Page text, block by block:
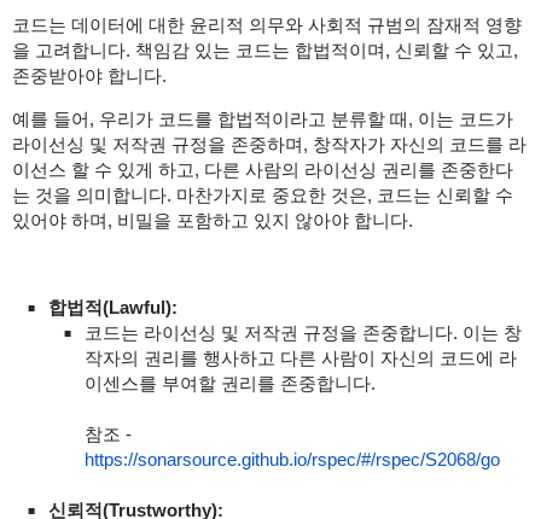
코드는 데이터에 대한 윤리적 의무와 사회적 규범의 잠재적 영향
을 고려합니다. 책임감 있는 코드는 합법적이며, 신뢰할 수 있고,
존중받아야 합니다.
예를 들어, 우리가 코드를 합법적이라고 분류할 때, 이는 코드가
라이선싱 및 저작권 규정을 존중하며, 창작자가 자신의 코드를 라
이선스 할 수 있게 하고, 다른 사람의 라이선싱 권리를 존중한다
는 것을 의미합니다. 마찬가지로 중요한 것은, 코드는 신뢰할 수
있어야 하며, 비밀을 포함하고 있지 않아야 합니다.
합법적(Lawful):
코드는 라이선싱 및 저작권 규정을 존중합니다. 이는 창
작자의 권리를 행사하고 다른 사람이 자신의 코드에 라
이센스를 부여할 권리를 존중합니다.
참조 -
https://sonarsource.github.io/rspec/#/rspec/S2068/go
신뢰적(Trustworthy):